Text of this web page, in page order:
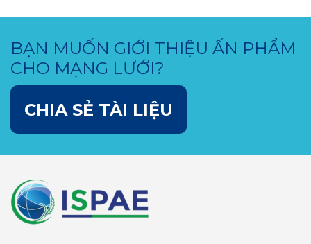
thách thức đi cùng các
cơ hội thúc đẩy kinh tế
tuần hoàn cho ngành
dệt may trong nước
BẠN MUỐN GIỚI THIỆU ẤN PHẨM
CHO MẠNG LƯỚI?
CHIA SẺ TÀI LIỆU